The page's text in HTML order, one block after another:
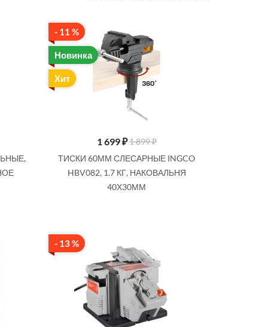
- 11 %
Новинка
Хит
1 699₽1 899 ₽
ТИСКИ 60ММ СЛЕСАРНЫЕ INGCO
HBV082, 1.7 КГ, НАКОВАЛЬНЯ
40Х30ММ
- 13 %